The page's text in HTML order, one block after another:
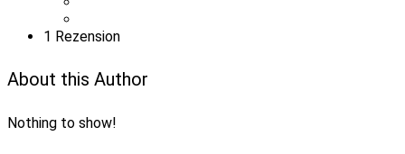
1 Rezension
About this Author
Nothing to show!